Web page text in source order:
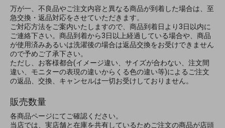
万が一、不良品やご注文内容と異なる商品が到着した場合は、至
急交換・返品対応をさせていただきます。
ご対応方法をご案内いたしますので、商品到着日より3日以内に
ご連絡下さい。商品到着から3日以上経過している場合や、商品
が使用済みあるいは洗濯後の場合は返品交換をお受けできません
ので予めご了承下さい。
ただし、お客様都合(イメージ違い、サイズが合わない、注文間
違い、モニターの表現の違いからくる色の違い等)によるご注文
の返品、交換、キャンセルは一切お受けしておりません。
販売数量
各商品ページにてご確認ください。
当店では、実店舗と在庫を共有しているためご注文の商品が店頭